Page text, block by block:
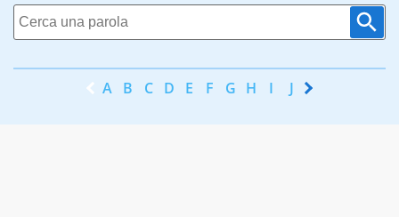
A B C D E F G H I J K